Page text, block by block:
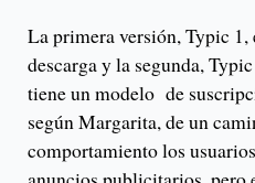
La primera versión, Typic 1,
descarga y la segunda,
tiene un modelo de
según Margarita, de un
comportamiento los